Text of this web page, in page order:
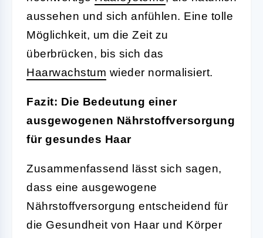
aussehen und sich anfühlen. Eine tolle
Möglichkeit, um die Zeit zu
überbrücken, bis sich das
Haarwachstum wieder normalisiert.
Fazit: Die Bedeutung einer
ausgewogenen Nährstoffversorgung
für gesundes Haar
Zusammenfassend lässt sich sagen,
dass eine ausgewogene
Nährstoffversorgung entscheidend für
die Gesundheit von Haar und Körper